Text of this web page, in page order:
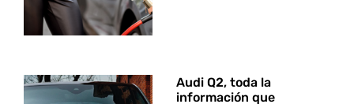
Audi Q2, toda la
información que